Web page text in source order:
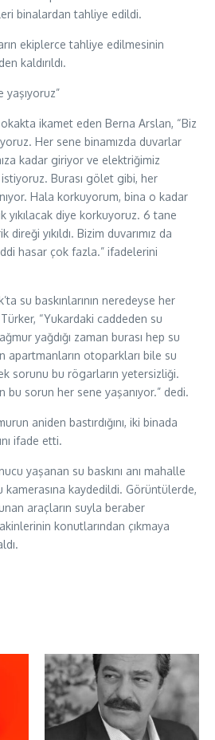
binalardan tahliye edildi.
ekiplerce tahliye edilmesinin
kaldırıldı.
yaşıyoruz”
sokakta ikamet eden Berna Arslan, “Biz
Her sene binamızda duvarlar
kadar giriyor ve elektriğimiz
Burası gölet gibi, her
Hala korkuyorum, bina o kadar
yıkılacak diye korkuyoruz. 6 tane
yıkıldı. Bizim duvarımız da
hasar çok fazla.” ifadelerini
su baskınlarının neredeyse her
“Yukardaki caddeden su
yağdığı zaman burası hep su
apartmanların otoparkları bile su
sorunu bu rögarların yetersizliği.
bu sorun her sene yaşanıyor.” dedi.
aniden bastırdığını, iki binada
ifade etti.
yaşanan su baskını anı mahalle
kaydedildi. Görüntülerde,
araçların suyla beraber
konutlarından çıkmaya